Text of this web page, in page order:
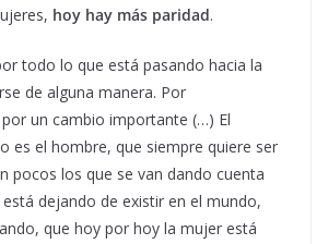
hoy hay más paridad.
todo lo que está pasando hacia la
de alguna manera. Por
por un cambio importante (…) El
es el hombre, que siempre quiere ser
pocos los que se van dando cuenta
dejando de existir en el mundo,
que hoy por hoy la mujer está